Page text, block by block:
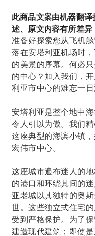
此商品文案由机器翻
述、原文内容有所差异
准备好探索您从飞机
落在安塔利亚机场时
的美景的序幕。何必
的中心？加入我们，
利亚市中心的难忘一日
安塔利亚是整个地中
令人引以为傲。我们
这座典型的海滨小镇
宏伟市中心。
这座城市遍布迷人的
的港口和环绕其间的
亚老城以其独特的奥
世。这些独立式住宅
受到严格保护。为了
建造现代建筑；即使